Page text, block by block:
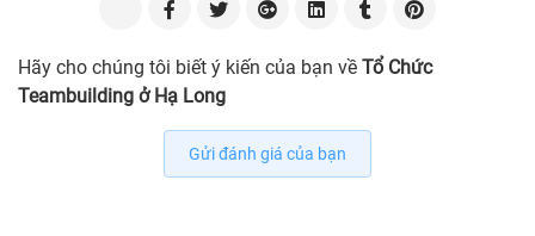
Hãy cho chúng tôi biết ý kiến của bạn về Tổ Chức
Teambuilding ở Hạ Long
Gửi đánh giá của bạn